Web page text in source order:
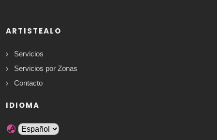
ARTISTEALO
Servicios
Servicios por Zonas
Contacto
IDIOMA